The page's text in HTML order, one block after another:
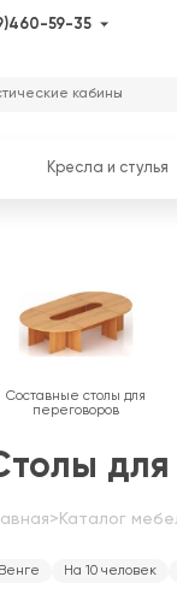
59-35
Кресла и стулья
для
> Каталог
Венге На 10 человек
Составные столы для
переговоров